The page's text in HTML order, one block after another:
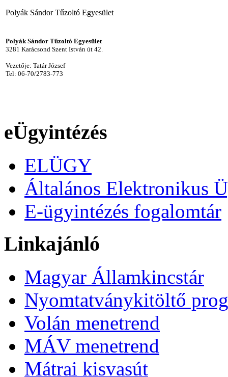
Polyák Sándor Tűzoltó Egyesület
Polyák Sándor Tűzoltó Egyesület
3281 Karácsond Szent István út 42.
Vezetője: Tatár József
Tel: 06-70/2783-773
eÜgyintézés
ELÜGY
Általános Elektronikus
E-ügyintézés fogalomtár
Linkajánló
Magyar Államkincstár
Nyomtatványkitöltő
Volán menetrend
MÁV menetrend
Mátrai kisvasút